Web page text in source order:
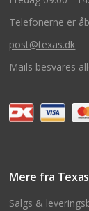
Telefonerne er
post@texas.dk
Mails besvares
Mere fra Texas
Salgs &